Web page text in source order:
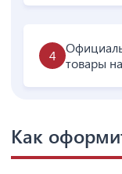
товары
Как